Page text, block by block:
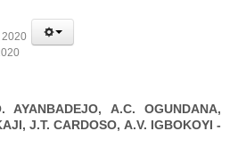
2020
AYANBADEJO, A.C. OGUNDANA,
J.T. CARDOSO, A.V. IGBOKOYI -